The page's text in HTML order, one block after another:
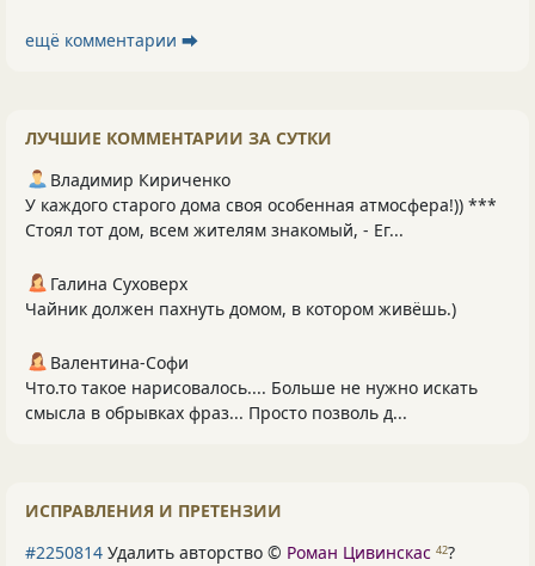
ещё комментарии ⮕
ЛУЧШИЕ КОММЕНТАРИИ ЗА СУТКИ
Владимир Кириченко
У каждого старого дома своя особенная атмосфера!)) ***
Стоял тот дом, всем жителям знакомый, - Ег...
Галина Суховерх
Чайник должен пахнуть домом, в котором живёшь.)
Валентина-Софи
Что.то такое нарисовалось.... Больше не нужно искать
смысла в обрывках фраз... Просто позволь д...
ИСПРАВЛЕНИЯ И ПРЕТЕНЗИИ
#2250814 Удалить авторство © Роман Цивинскас 42?